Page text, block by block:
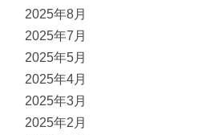
2025年8月
2025年7月
2025年5月
2025年4月
2025年3月
2025年2月